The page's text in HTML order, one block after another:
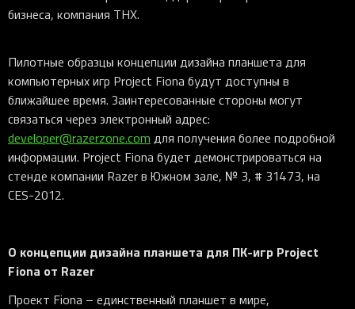
бизнеса, компания THX.
Пилотные образцы концепции дизайна планшета для
компьютерных игр Project Fiona будут доступны в
ближайшее время. Заинтересованные стороны могут
связаться через электронный адрес:
developer@razerzone.com для получения более подробной
информации. Project Fiona будет демонстрироваться на
стенде компании Razer в Южном зале, № 3, # 31473, на
CES-2012.
О концепции дизайна планшета для ПК-игр Project
Fiona от Razer
Проект Fiona – единственный планшет в мире,